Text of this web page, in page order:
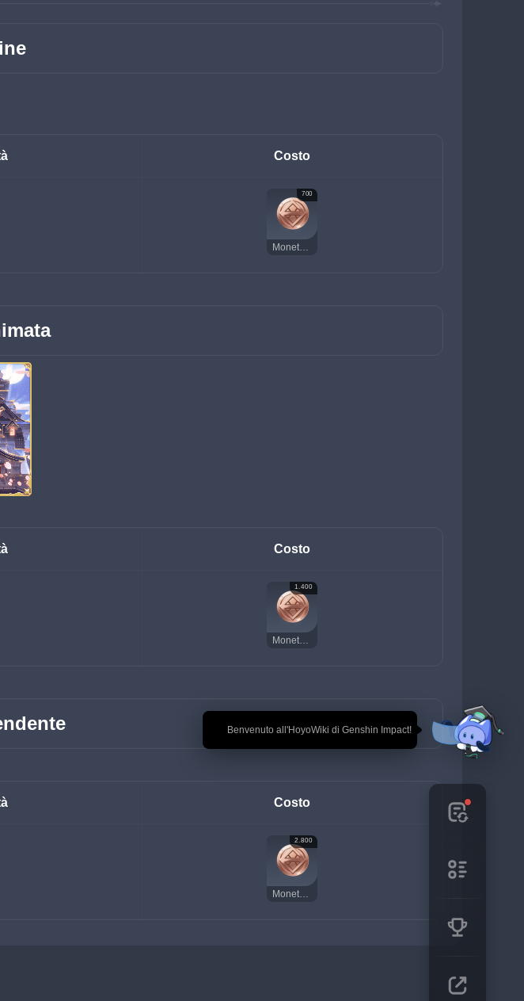
🎉 Benvenuto all'HoyoWiki di Genshin Impact!
Costo
700
Moneta della fortuna
Costo
1.400
Moneta della fortuna
Costo
2.800
Moneta della fortuna